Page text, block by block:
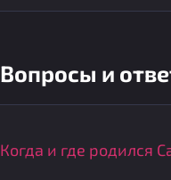
Вопросы и
Когда и где родился